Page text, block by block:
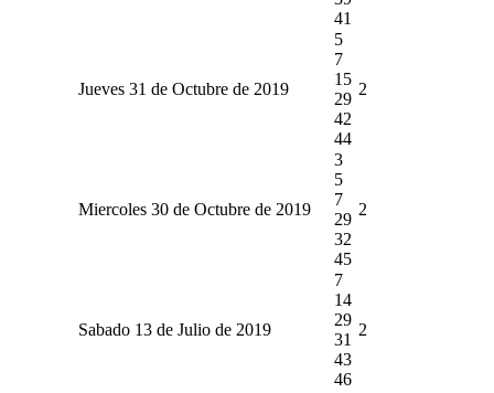
41
Jueves 31 de Octubre de 2019
5
7
15
29
42
44
2
Miercoles 30 de Octubre de 2019
3
5
7
29
32
45
2
Sabado 13 de Julio de 2019
7
14
29
31
43
46
2